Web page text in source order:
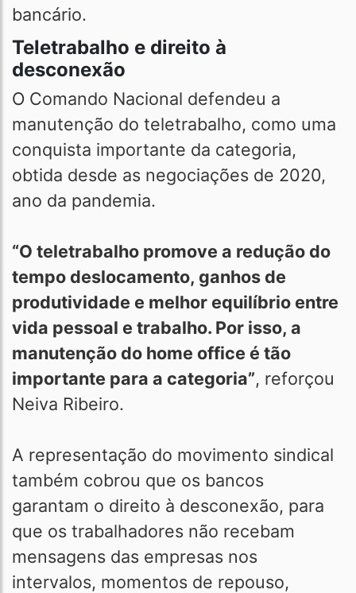
bancário.
Teletrabalho e direito à
desconexão
O Comando Nacional defendeu a
manutenção do teletrabalho, como uma
conquista importante da categoria,
obtida desde as negociações de 2020,
ano da pandemia.
“O teletrabalho promove a redução do
tempo deslocamento, ganhos de
produtividade e melhor equilíbrio entre
vida pessoal e trabalho. Por isso, a
manutenção do home office é tão
importante para a categoria”, reforçou
Neiva Ribeiro.
A representação do movimento sindical
também cobrou que os bancos
garantam o direito à desconexão, para
que os trabalhadores não recebam
mensagens das empresas nos
intervalos, momentos de repouso,